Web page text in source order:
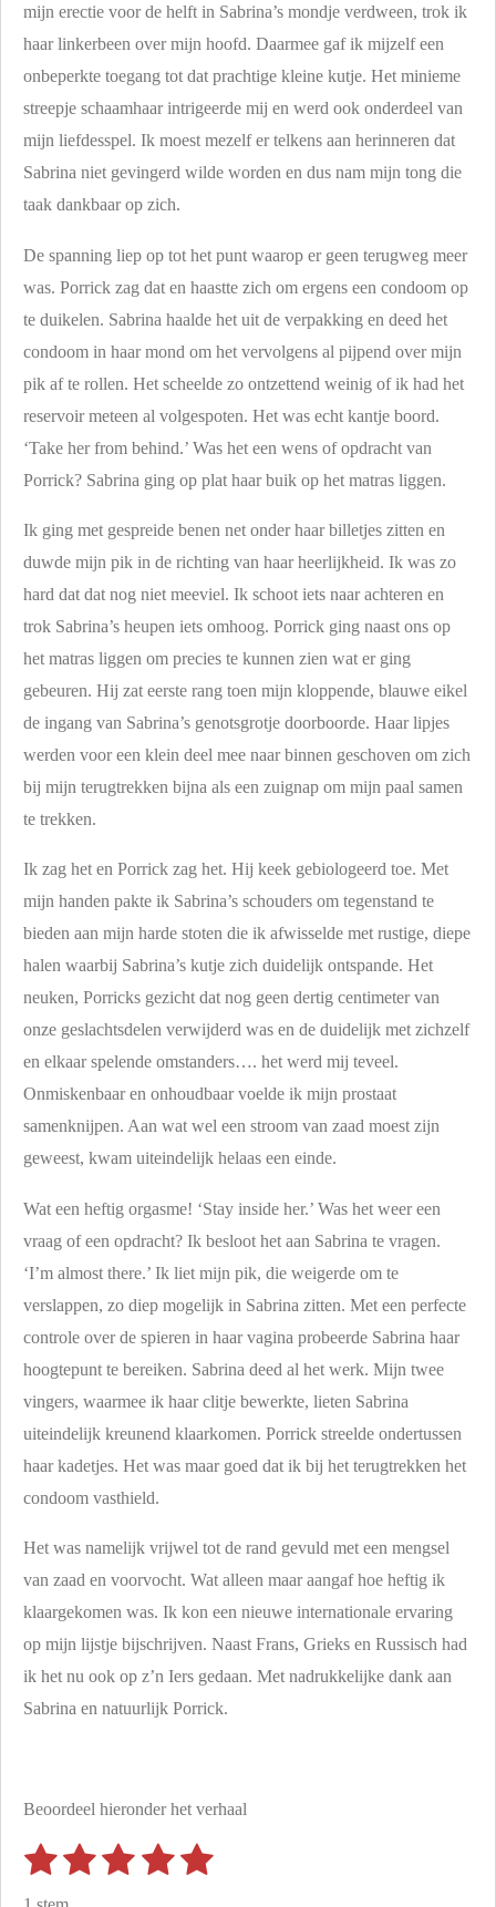
mijn erectie voor de helft in Sabrina’s mondje verdween, trok ik
haar linkerbeen over mijn hoofd. Daarmee gaf ik mijzelf een
onbeperkte toegang tot dat prachtige kleine kutje. Het minieme
streepje schaamhaar intrigeerde mij en werd ook onderdeel van
mijn liefdesspel. Ik moest mezelf er telkens aan herinneren dat
Sabrina niet gevingerd wilde worden en dus nam mijn tong die
taak dankbaar op zich.
De spanning liep op tot het punt waarop er geen terugweg meer
was. Porrick zag dat en haastte zich om ergens een condoom op
te duikelen. Sabrina haalde het uit de verpakking en deed het
condoom in haar mond om het vervolgens al pijpend over mijn
pik af te rollen. Het scheelde zo ontzettend weinig of ik had het
reservoir meteen al volgespoten. Het was echt kantje boord.
‘Take her from behind.’ Was het een wens of opdracht van
Porrick? Sabrina ging op plat haar buik op het matras liggen.
Ik ging met gespreide benen net onder haar billetjes zitten en
duwde mijn pik in de richting van haar heerlijkheid. Ik was zo
hard dat dat nog niet meeviel. Ik schoot iets naar achteren en
trok Sabrina’s heupen iets omhoog. Porrick ging naast ons op
het matras liggen om precies te kunnen zien wat er ging
gebeuren. Hij zat eerste rang toen mijn kloppende, blauwe eikel
de ingang van Sabrina’s genotsgrotje doorboorde. Haar lipjes
werden voor een klein deel mee naar binnen geschoven om zich
bij mijn terugtrekken bijna als een zuignap om mijn paal samen
te trekken.
Ik zag het en Porrick zag het. Hij keek gebiologeerd toe. Met
mijn handen pakte ik Sabrina’s schouders om tegenstand te
bieden aan mijn harde stoten die ik afwisselde met rustige, diepe
halen waarbij Sabrina’s kutje zich duidelijk ontspande. Het
neuken, Porricks gezicht dat nog geen dertig centimeter van
onze geslachtsdelen verwijderd was en de duidelijk met zichzelf
en elkaar spelende omstanders…. het werd mij teveel.
Onmiskenbaar en onhoudbaar voelde ik mijn prostaat
samenknijpen. Aan wat wel een stroom van zaad moest zijn
geweest, kwam uiteindelijk helaas een einde.
Wat een heftig orgasme! ‘Stay inside her.’ Was het weer een
vraag of een opdracht? Ik besloot het aan Sabrina te vragen.
‘I’m almost there.’ Ik liet mijn pik, die weigerde om te
verslappen, zo diep mogelijk in Sabrina zitten. Met een perfecte
controle over de spieren in haar vagina probeerde Sabrina haar
hoogtepunt te bereiken. Sabrina deed al het werk. Mijn twee
vingers, waarmee ik haar clitje bewerkte, lieten Sabrina
uiteindelijk kreunend klaarkomen. Porrick streelde ondertussen
haar kadetjes. Het was maar goed dat ik bij het terugtrekken het
condoom vasthield.
Het was namelijk vrijwel tot de rand gevuld met een mengsel
van zaad en voorvocht. Wat alleen maar aangaf hoe heftig ik
klaargekomen was. Ik kon een nieuwe internationale ervaring
op mijn lijstje bijschrijven. Naast Frans, Grieks en Russisch had
ik het nu ook op z’n Iers gedaan. Met nadrukkelijke dank aan
Sabrina en natuurlijk Porrick.
Beoordeel hieronder het verhaal
R
1
s
2
s
3
4 5
S